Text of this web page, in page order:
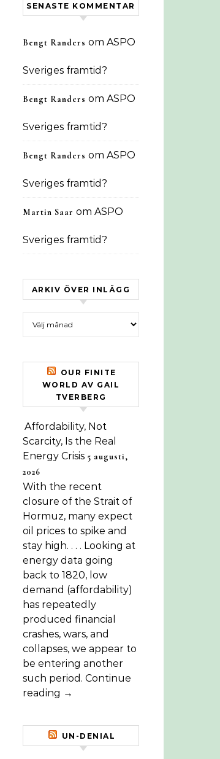
SENASTE KOMMENTAR
Bengt Randers om ASPO
Sveriges framtid?
Bengt Randers om ASPO
Sveriges framtid?
Bengt Randers om ASPO
Sveriges framtid?
Martin Saar om ASPO
Sveriges framtid?
ARKIV ÖVER INLÄGG
OUR FINITE
WORLD AV GAIL
TVERBERG
Affordability, Not
Scarcity, Is the Real
Energy Crisis 5 augusti,
2026
With the recent
closure of the Strait of
Hormuz, many expect
oil prices to spike and
stay high. . . . Looking at
energy data going
back to 1820, low
demand (affordability)
has repeatedly
produced financial
crashes, wars, and
collapses, we appear to
be entering another
such period. Continue
reading →
UN-DENIAL